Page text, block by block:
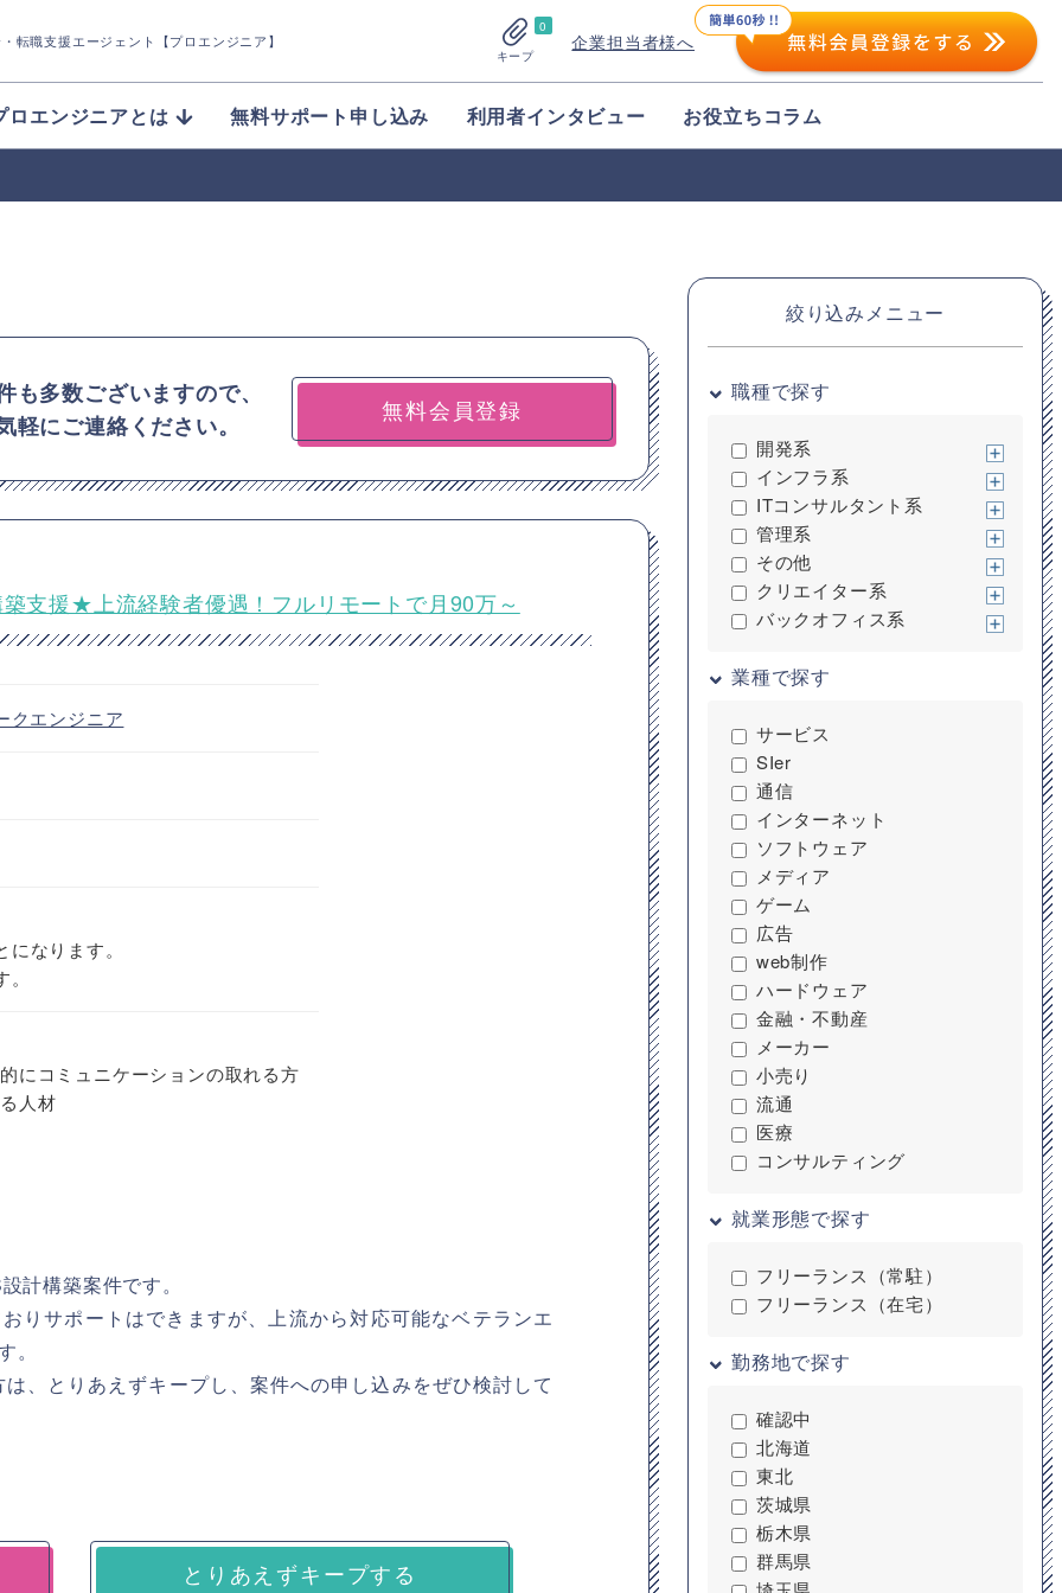
・転職支援エージェント【プロエンジニア】
0
キープ
企業担当者様へ
ロエンジニアとは 無料サポート申し込み 利用者インタビュー お役立ちコラム
多数ございますので、
にご連絡ください。
無料会員登録
支援★上流経験者優遇！フルリモートで月90万～
クエンジニア
なります。
にコミュニケーションの取れる方
人材
計構築案件です。
りサポートはできますが、上流から対応可能なベテランエ
。
、とりあえずキープし、案件への申し込みをぜひ検討して
とりあえずキープする
絞り込みメニュー
職種で探す
開発系
インフラ系
ITコンサルタント系
管理系
その他
クリエイター系
バックオフィス系
業種で探す
サービス
SIer
通信
インターネット
ソフトウェア
メディア
ゲーム
広告
web制作
ハードウェア
金融・不動産
メーカー
小売り
流通
医療
コンサルティング
就業形態で探す
フリーランス（常駐）
フリーランス（在宅）
勤務地で探す
確認中
北海道
東北
茨城県
栃木県
群馬県